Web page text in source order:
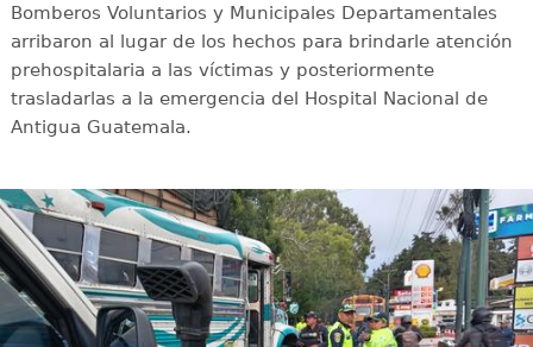
Bomberos Voluntarios y Municipales Departamentales
arribaron al lugar de los hechos para brindarle atención
prehospitalaria a las víctimas y posteriormente
trasladarlas a la emergencia del Hospital Nacional de
Antigua Guatemala.